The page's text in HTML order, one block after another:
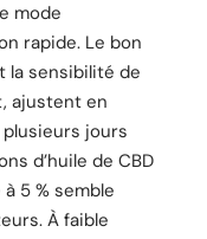
mode
rapide. Le bon
la sensibilité de
ajustent en
jours
d’huile de CBD
5 % semble
À faible